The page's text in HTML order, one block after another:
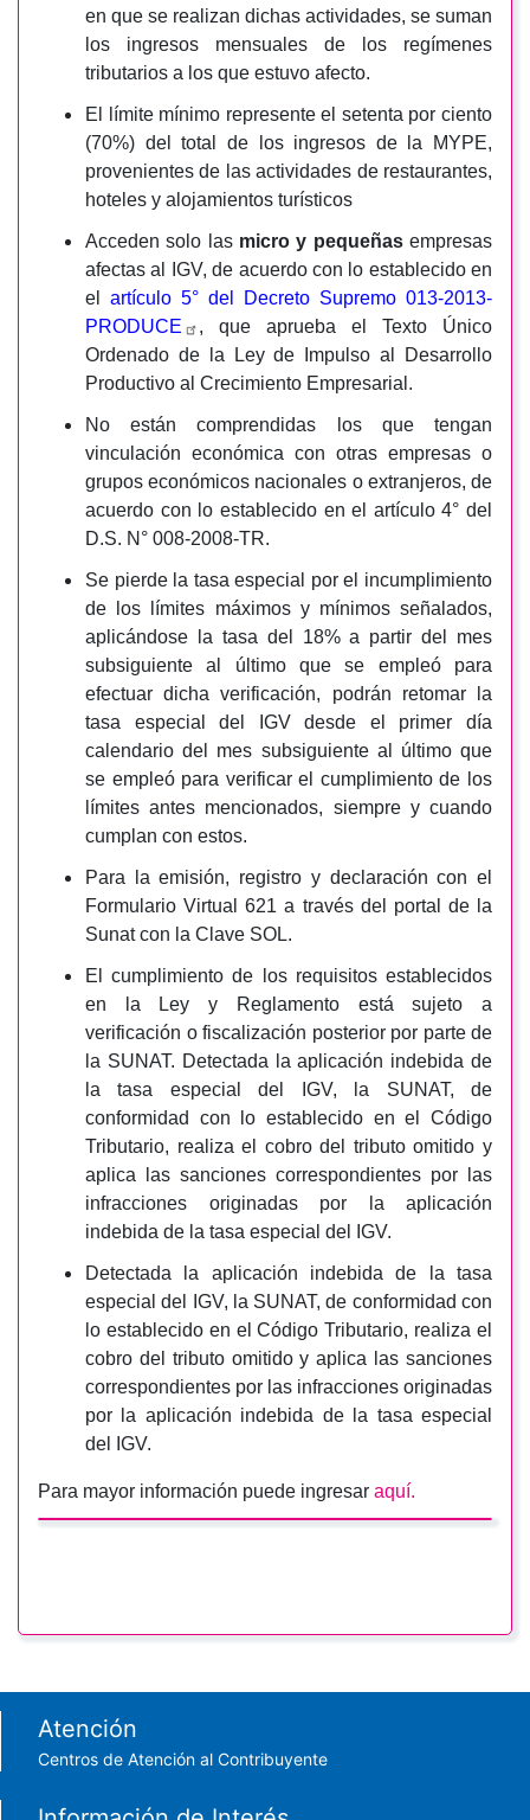
en que se realizan dichas actividades, se suman
los ingresos mensuales de los regímenes
tributarios a los que estuvo afecto.
El límite mínimo represente el setenta por ciento
(70%) del total de los ingresos de la MYPE,
provenientes de las actividades de restaurantes,
hoteles y alojamientos turísticos
Acceden solo las micro y pequeñasempresas
afectas al IGV, de acuerdo con lo establecido en
el artículo 5° del Decreto Supremo 013-2013-
PRODUCE
, que aprueba el Texto Único
Ordenado de la Ley de Impulso al Desarrollo
Productivo al Crecimiento Empresarial.
No están comprendidas los que tengan
vinculación económica con otras empresas o
grupos económicos nacionales o extranjeros, de
acuerdo con lo establecido en el artículo 4° del
D.S. N° 008-2008-TR.
Se pierde la tasa especial por el incumplimiento
de los límites máximos y mínimos señalados,
aplicándose la tasa del 18% a partir del mes
subsiguiente al último que se empleó para
efectuar dicha verificación, podrán retomar la
tasa especial del IGV desde el primer día
calendario del mes subsiguiente al último que
se empleó para verificar el cumplimiento de los
límites antes mencionados, siempre y cuando
cumplan con estos.
Para la emisión, registro y declaración con el
Formulario Virtual 621 a través del portal de la
Sunat con la Clave SOL.
El cumplimiento de los requisitos establecidos
en la Ley y Reglamento está sujeto a
verificación o fiscalización posterior por parte de
la SUNAT. Detectada la aplicación indebida de
la tasa especial del IGV, la SUNAT, de
conformidad con lo establecido en el Código
Tributario, realiza el cobro del tributo omitido y
aplica las sanciones correspondientes por las
infracciones originadas por la aplicación
indebida de la tasa especial del IGV.
Detectada la aplicación indebida de la tasa
especial del IGV, la SUNAT, de conformidad con
lo establecido en el Código Tributario, realiza el
cobro del tributo omitido y aplica las sanciones
correspondientes por las infracciones originadas
por la aplicación indebida de la tasa especial
del IGV.
Para mayor información puede ingresar aquí.
Footer menu
Atención
Centros de Atención al Contribuyente